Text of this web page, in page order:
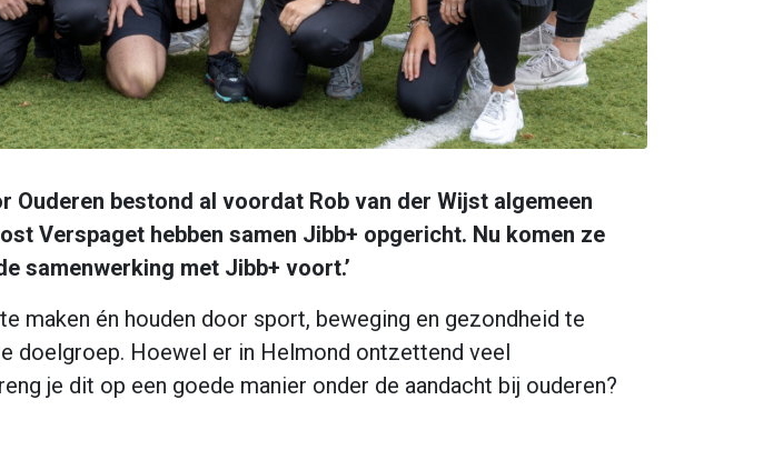
bestond al voordat Rob van der Wijst algemeen
Verspaget hebben samen Jibb+ opgericht. Nu komen ze
samenwerking met Jibb+ voort.’
maken én houden door sport, beweging en gezondheid te
doelgroep. Hoewel er in Helmond ontzettend veel
je dit op een goede manier onder de aandacht bij ouderen?